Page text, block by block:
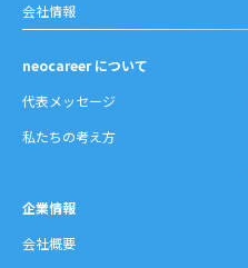
会社情報
neocareer について
代表メッセージ
私たちの考え方
企業情報
会社概要